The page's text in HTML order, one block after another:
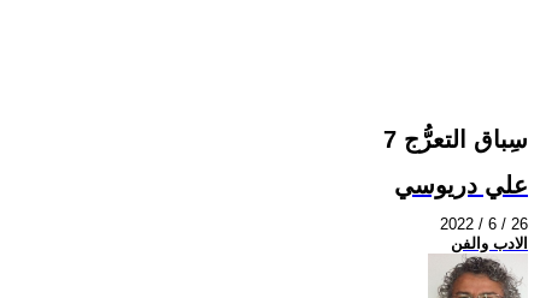
سِباق التعرُّج 7
علي دريوسي
2022 / 6 / 26
الادب والفن